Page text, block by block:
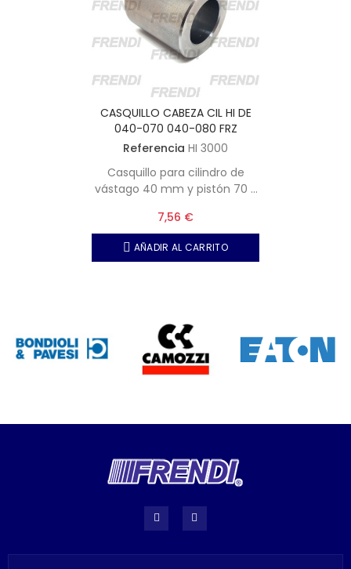
CASQUILLO CABEZA CIL HI DE
040-070 040-080 FRZ
Referencia HI 3000
Casquillo para cilindro de
vástago 40 mm y pistón 70 y
30 mm - Diámetro exterior, 50
mm - Longitud, 55 mm
7,56 €
AÑADIR AL CARRITO